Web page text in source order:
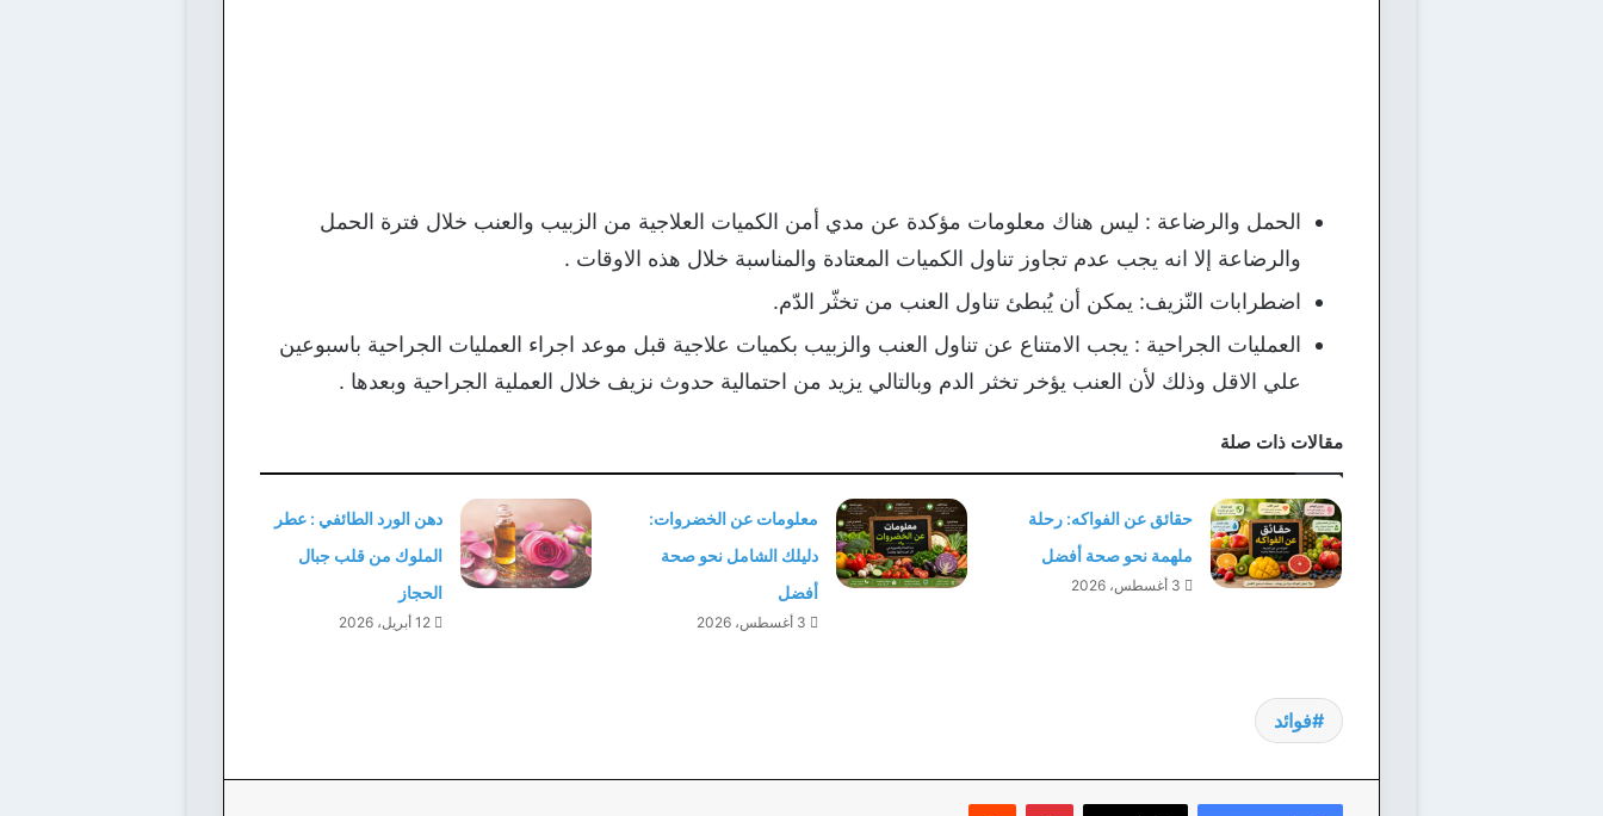
الحمل والرضاعة : ليس هناك معلومات مؤكدة عن مدي أمن الكميات العلاجية من الزبيب والعنب خلال فترة الحمل
والرضاعة إلا انه يجب عدم تجاوز تناول الكميات المعتادة والمناسبة خلال هذه الاوقات .
اضطرابات النّزيف: يمكن أن يُبطئ تناول العنب من تخثّر الدّم.
العمليات الجراحية : يجب الامتناع عن تناول العنب والزبيب بكميات علاجية قبل موعد اجراء العمليات الجراحية باسبوعين
علي الاقل وذلك لأن العنب يؤخر تخثر الدم وبالتالي يزيد من احتمالية حدوث نزيف خلال العملية الجراحية وبعدها .
مقالات ذات صلة
حقائق عن الفواكه: رحلة
ملهمة نحو صحة أفضل
3 أغسطس، 2026
معلومات عن الخضروات:
دليلك الشامل نحو صحة
أفضل
3 أغسطس، 2026
دهن الورد الطائفي : عطر
الملوك من قلب جبال
الحجاز
12 أبريل، 2026
فوائد
بينتيريست